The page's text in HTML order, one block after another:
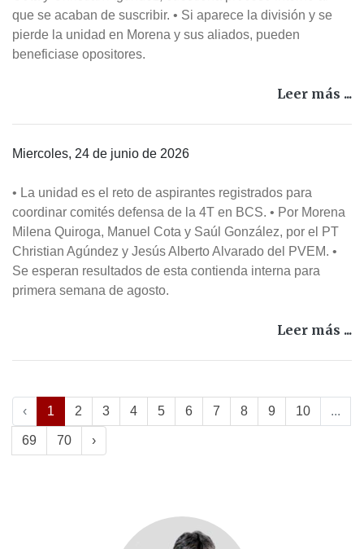
que se acaban de suscribir. • Si aparece la división y se
pierde la unidad en Morena y sus aliados, pueden
beneficiase opositores.
Leer más ...
Miercoles, 24 de junio de 2026
• La unidad es el reto de aspirantes registrados para
coordinar comités defensa de la 4T en BCS. • Por Morena
Milena Quiroga, Manuel Cota y Saúl González, por el PT
Christian Agúndez y Jesús Alberto Alvarado del PVEM. •
Se esperan resultados de esta contienda interna para
primera semana de agosto.
Leer más ...
‹ 1 2 3 4 5 6 7 8 9 10 ...
69 70 ›